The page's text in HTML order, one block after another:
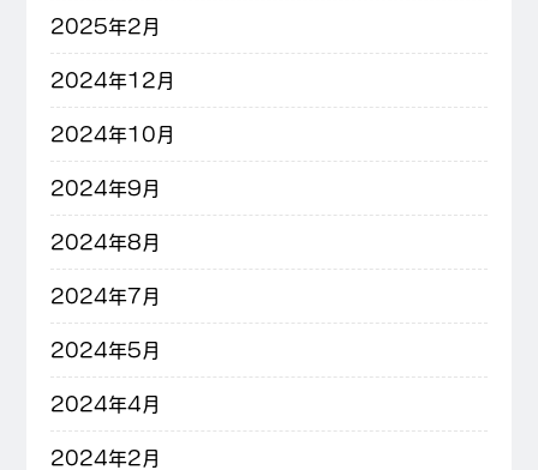
2025年2月
2024年12月
2024年10月
2024年9月
2024年8月
2024年7月
2024年5月
2024年4月
2024年2月